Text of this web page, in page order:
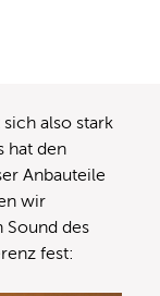
also stark
hat den
Anbauteile
wir
Sound des
fest: